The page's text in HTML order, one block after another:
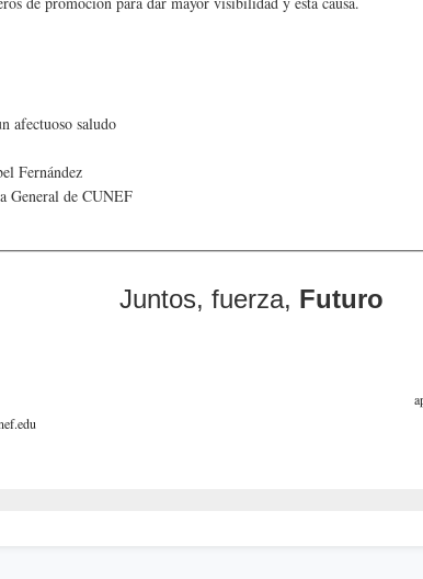
afectuoso saludo
Fernández
General de CUNEF
Juntos, fuerza, Futuro